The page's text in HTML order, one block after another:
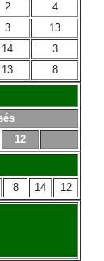
2
4
3
13
14
3
13 8
12
8 14 12